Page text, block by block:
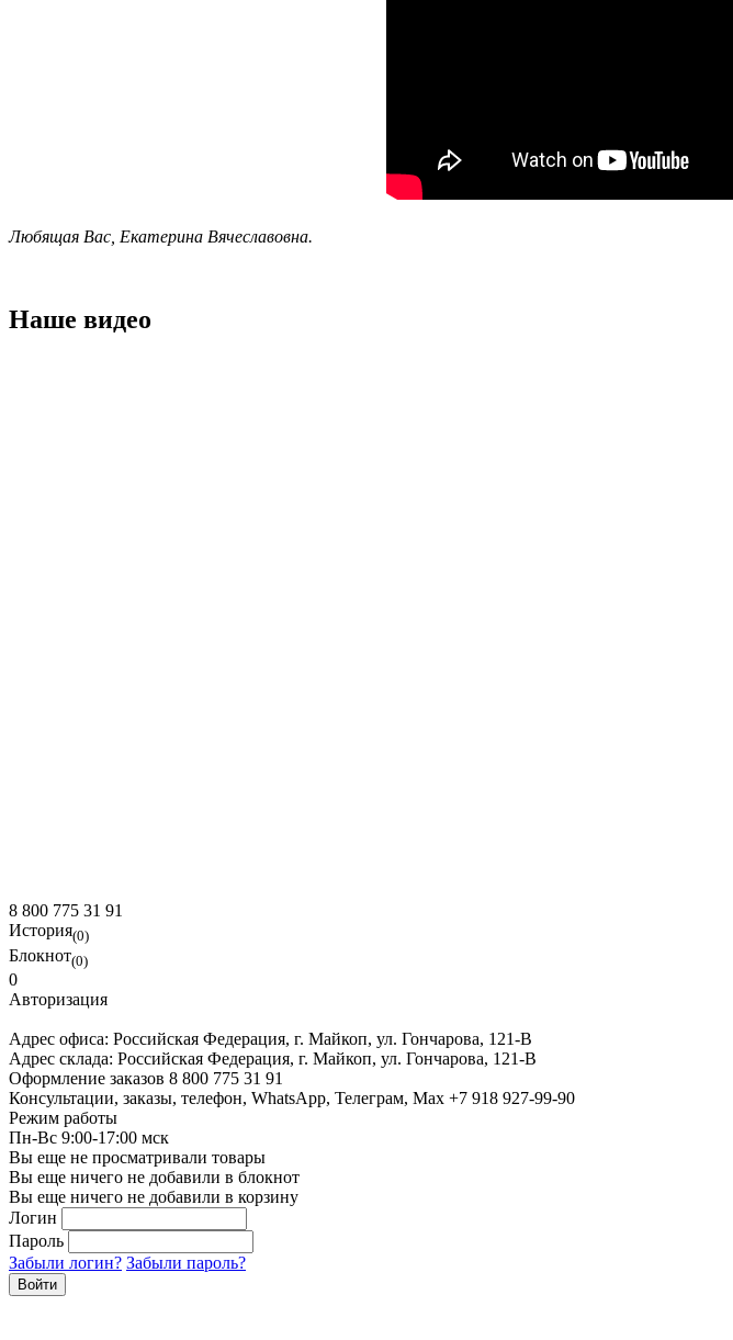
Любящая Вас, Екатерина Вячеславовна.
Наше видео
8 800 775 31 91
История(0)
Блокнот(0)
0
Авторизация
Адрес офиса: Российская Федерация, г. Майкоп, ул. Гончарова, 121-В
Адрес склада: Российская Федерация, г. Майкоп, ул. Гончарова, 121-В
Оформление заказов 8 800 775 31 91
Консультации, заказы, телефон, WhatsApp, Телеграм, Мах +7 918 927-99-90
Режим работы
Пн-Вс 9:00-17:00 мск
Вы еще не просматривали товары
Вы еще ничего не добавили в блокнот
Вы еще ничего не добавили в корзину
Логин
Пароль
Забыли логин? Забыли пароль?